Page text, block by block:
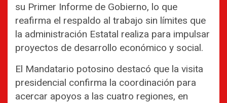
su Primer Informe de Gobierno, lo que
reafirma el respaldo al trabajo sin límites que
la administración Estatal realiza para impulsar
proyectos de desarrollo económico y social.
El Mandatario potosino destacó que la visita
presidencial confirma la coordinación para
acercar apoyos a las cuatro regiones, en